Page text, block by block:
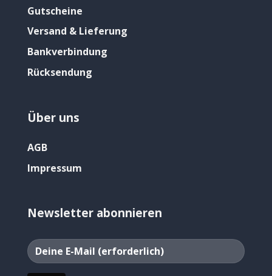
Gutscheine
Versand & Lieferung
Bankverbindung
Rücksendung
Über uns
AGB
Impressum
Newsletter abonnieren